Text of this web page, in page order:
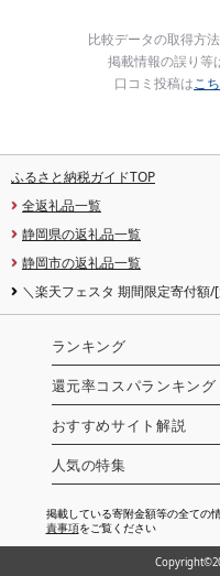
比較データの取得方
掲載情報の誤り等
口コミ投稿はこ
ふるさと納税ガイドTOP
全返礼品一覧
静岡県の返礼品一覧
静岡市の返礼品一覧
＼楽天フェスタ 期間限定寄付額/
ランキング
還元率コスパランキング
おすすめサイト解説
人気の特集
掲載している寄附金額等の全ての
責事項をご覧ください